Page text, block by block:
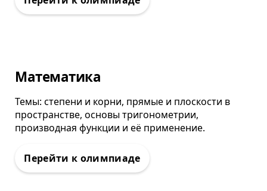
Олимпиада
Математика
Темы: степени и корни, прямые и плоскости в
пространстве, основы тригонометрии,
производная функции и её применение.